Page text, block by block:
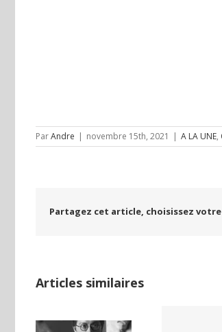
ParAndre | novembre 15th, 2021 | A LA UNE,
Partagez cet article, choisissez
Articles similaires